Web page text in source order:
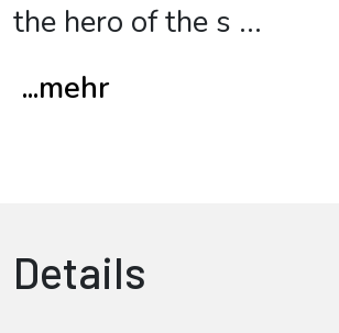
the hero of the s ...
...mehr
Details